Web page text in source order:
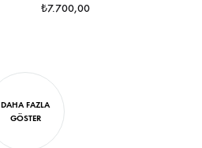
₺7.700,00
DAHA FAZLA
GÖSTER